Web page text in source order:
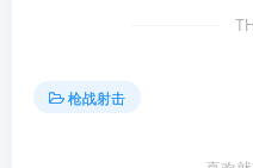
枪战射击